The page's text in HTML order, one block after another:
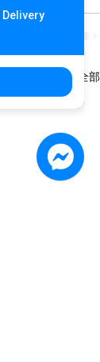
查看全部
Delivery